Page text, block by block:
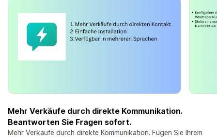
Mehr Verkäufe durch direkte Kommunikation.
Beantworten Sie Fragen sofort.
Mehr Verkäufe durch direkte Kommunikation. Fügen Sie Ihrem